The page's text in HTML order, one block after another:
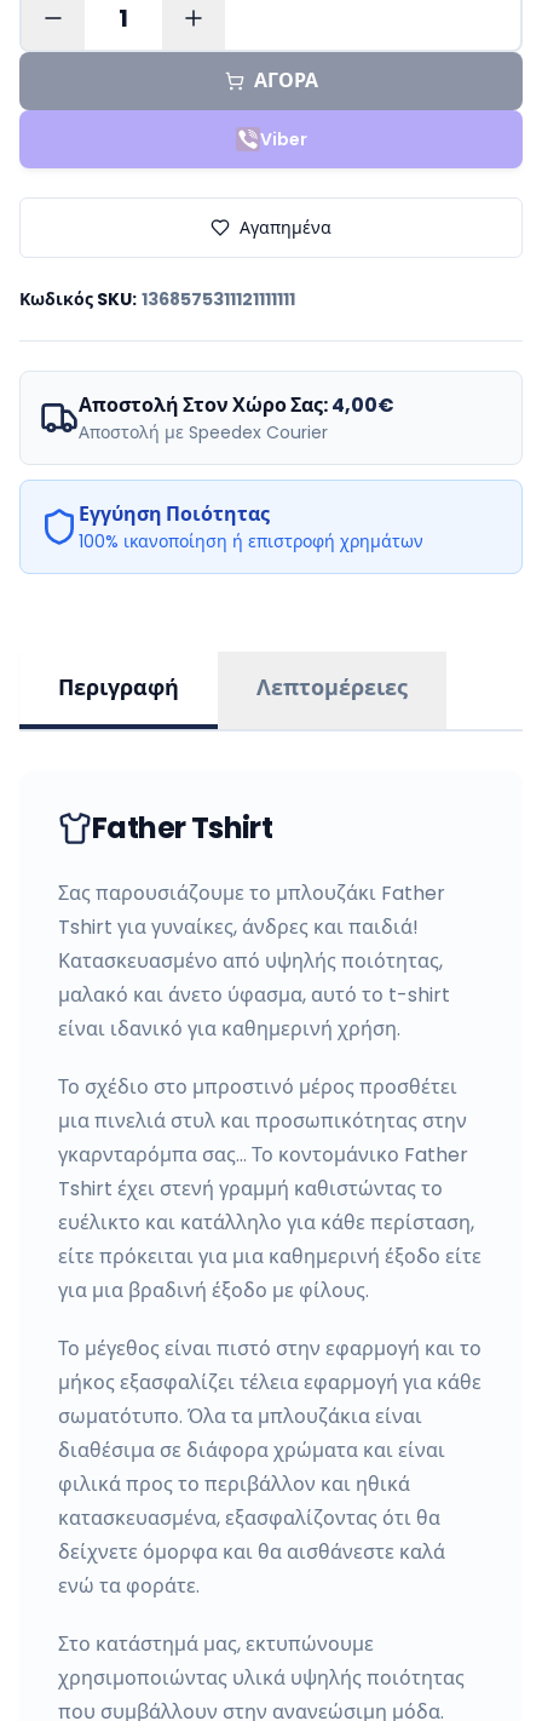
1
ΑΓΟΡΑ
Viber
Αγαπημένα
Κωδικός SKU: 1368575311121111111
Αποστολή Στον Χώρο Σας:4,00€
Αποστολή με Speedex Courier
Εγγύηση Ποιότητας
100% ικανοποίηση ή επιστροφή χρημάτων
Περιγραφή Λεπτομέρειες
Father Tshirt
Σας παρουσιάζουμε το μπλουζάκι Father
Tshirt για γυναίκες, άνδρες και παιδιά!
Κατασκευασμένο από υψηλής ποιότητας,
μαλακό και άνετο ύφασμα, αυτό το t-shirt
είναι ιδανικό για καθημερινή χρήση.
Το σχέδιο στο μπροστινό μέρος προσθέτει
μια πινελιά στυλ και προσωπικότητας στην
γκαρνταρόμπα σας… Το κοντομάνικο Father
Tshirt έχει στενή γραμμή καθιστώντας το
ευέλικτο και κατάλληλο για κάθε περίσταση,
είτε πρόκειται για μια καθημερινή έξοδο είτε
για μια βραδινή έξοδο με φίλους.
Το μέγεθος είναι πιστό στην εφαρμογή και το
μήκος εξασφαλίζει τέλεια εφαρμογή για κάθε
σωματότυπο. Όλα τα μπλουζάκια είναι
διαθέσιμα σε διάφορα χρώματα και είναι
φιλικά προς το περιβάλλον και ηθικά
κατασκευασμένα, εξασφαλίζοντας ότι θα
δείχνετε όμορφα και θα αισθάνεστε καλά
ενώ τα φοράτε.
Στο κατάστημά μας, εκτυπώνουμε
χρησιμοποιώντας υλικά υψηλής ποιότητας
που συμβάλλουν στην ανανεώσιμη μόδα.